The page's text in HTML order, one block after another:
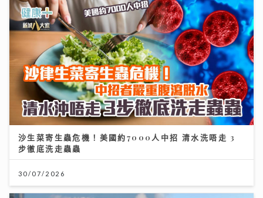
沙生菜寄生蟲危機！美國約7000人中招 清水洗唔走 3
步徹底洗走蟲蟲
30/07/2026